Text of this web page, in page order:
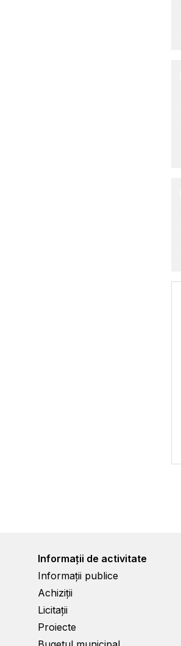
Informații de activitate
Informații publice
Achiziții
Licitații
Proiecte